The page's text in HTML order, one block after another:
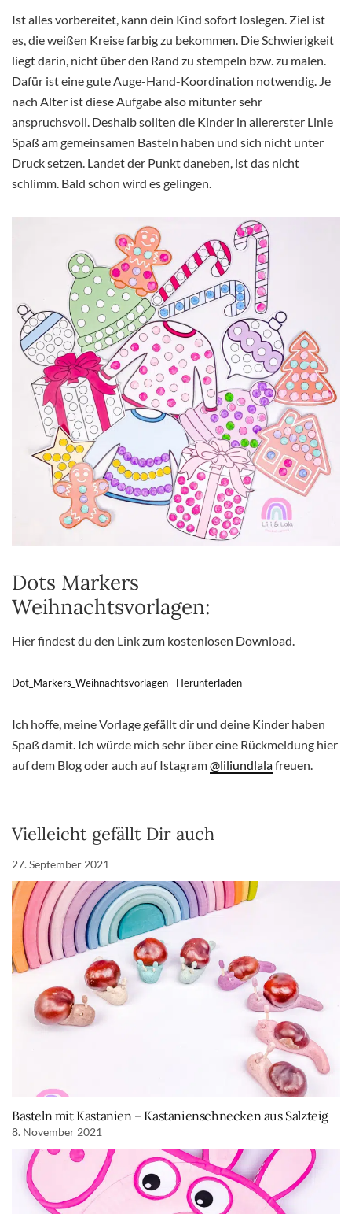
Ist alles vorbereitet, kann dein Kind sofort loslegen. Ziel ist
es, die weißen Kreise farbig zu bekommen. Die Schwierigkeit
liegt darin, nicht über den Rand zu stempeln bzw. zu malen.
Dafür ist eine gute Auge-Hand-Koordination notwendig. Je
nach Alter ist diese Aufgabe also mitunter sehr
anspruchsvoll. Deshalb sollten die Kinder in allererster Linie
Spaß am gemeinsamen Basteln haben und sich nicht unter
Druck setzen. Landet der Punkt daneben, ist das nicht
schlimm. Bald schon wird es gelingen.
Dots Markers
Weihnachtsvorlagen:
Hier findest du den Link zum kostenlosen Download.
Dot_Markers_Weihnachtsvorlagen Herunterladen
Ich hoffe, meine Vorlage gefällt dir und deine Kinder haben
Spaß damit. Ich würde mich sehr über eine Rückmeldung hier
auf dem Blog oder auch auf Istagram@liliundlalafreuen.
Vielleicht gefällt Dir auch
27. September 2021
Basteln mit Kastanien – Kastanienschnecken aus Salzteig
8. November 2021